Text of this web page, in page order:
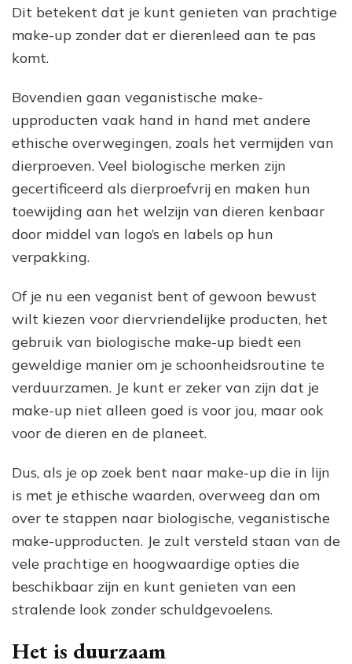
Dit betekent dat je kunt genieten van prachtige
make-up zonder dat er dierenleed aan te pas
komt.
Bovendien gaan veganistische make-
upproducten vaak hand in hand met andere
ethische overwegingen, zoals het vermijden van
dierproeven. Veel biologische merken zijn
gecertificeerd als dierproefvrij en maken hun
toewijding aan het welzijn van dieren kenbaar
door middel van logo’s en labels op hun
verpakking.
Of je nu een veganist bent of gewoon bewust
wilt kiezen voor diervriendelijke producten, het
gebruik van biologische make-up biedt een
geweldige manier om je schoonheidsroutine te
verduurzamen. Je kunt er zeker van zijn dat je
make-up niet alleen goed is voor jou, maar ook
voor de dieren en de planeet.
Dus, als je op zoek bent naar make-up die in lijn
is met je ethische waarden, overweeg dan om
over te stappen naar biologische, veganistische
make-upproducten. Je zult versteld staan van de
vele prachtige en hoogwaardige opties die
beschikbaar zijn en kunt genieten van een
stralende look zonder schuldgevoelens.
Het is duurzaam